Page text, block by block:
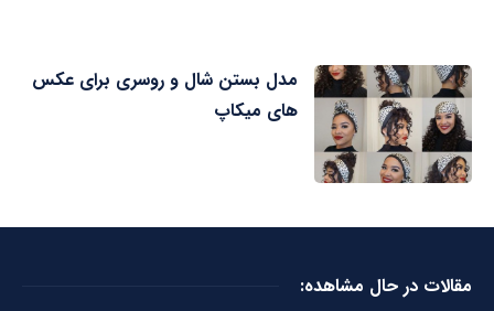
مدل بستن شال و روسری برای عکس
های میکاپ
مقالات در حال مشاهده: